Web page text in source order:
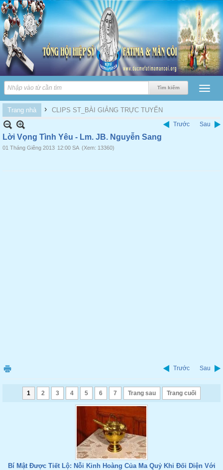
Trang nhà › CLIPS ST_BÀI GIẢNG TRỰC TUYẾN
Trước Sau
Lời Vọng Tình Yêu - Lm. JB. Nguyễn Sang
01 Tháng Giêng 2013 12:00 SA (Xem: 13360)
Trước Sau
1 2 3 4 5 6 7 Trang sau Trang cuối
Bí Mật Được Tiết Lộ: Nỗi Kinh Hoàng Của Ma Quỷ Khi Đối Diện Với